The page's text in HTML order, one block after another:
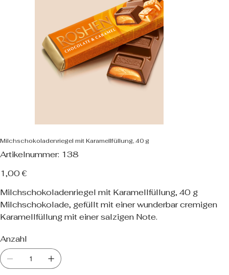
Milchschokoladenriegel mit Karamellfüllung, 40 g
Artikelnummer:
Artikelnummer:
138
138
Preis
1,00 €
Milchschokoladenriegel mit Karamellfüllung, 40 g
Milchschokolade, gefüllt mit einer wunderbar cremigen
Karamellfüllung mit einer salzigen Note.
Anzahl